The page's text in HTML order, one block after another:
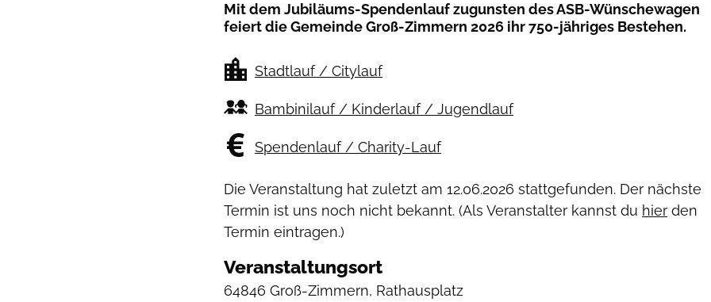
Mit dem Jubiläums-Spendenlauf zugunsten des ASB-Wünschewagen
feiert die Gemeinde Groß-Zimmern 2026 ihr 750-jähriges Bestehen.
Stadtlauf / Citylauf
Bambinilauf / Kinderlauf / Jugendlauf
Spendenlauf / Charity-Lauf
Die Veranstaltung hat zuletzt am 12.06.2026 stattgefunden. Der nächste
Termin ist uns noch nicht bekannt. (Als Veranstalter kannst du hier den
Termin eintragen.)
Veranstaltungsort
64846 Groß-Zimmern, Rathausplatz